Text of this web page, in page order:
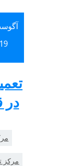
در قم |
مرکز